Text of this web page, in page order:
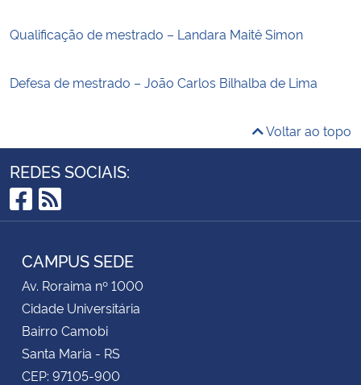
Qualificação de mestrado – Landara Maitê Simon
Defesa de mestrado – João Carlos Bilhalba de Lima
Voltar ao topo
REDES SOCIAIS:
Facebook
RSS
CAMPUS SEDE
Av. Roraima nº 1000
Cidade Universitária
Bairro Camobi
Santa Maria - RS
CEP: 97105-900